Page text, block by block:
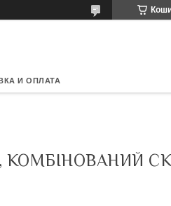
И ОПЛАТА
КОМБІНОВАНИЙ